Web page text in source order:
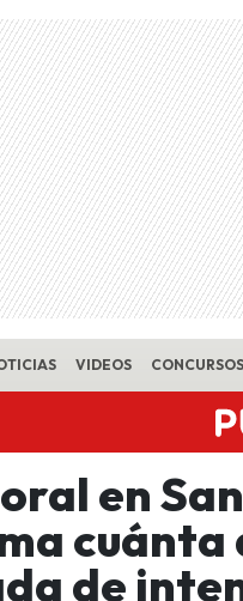
VIDEOS CONCURSOS
en
cuánta
de